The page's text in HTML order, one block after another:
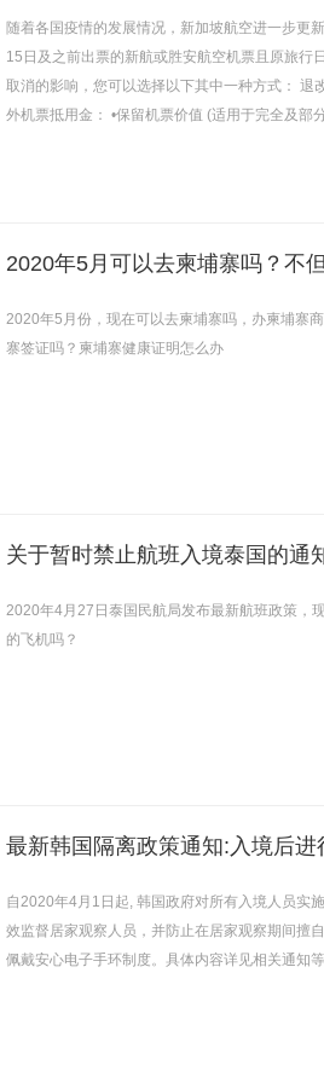
随着各国疫情的发展情况，新加坡航空进一步更
15日及之前出票的新航或胜安航空机票且原旅
取消的影响，您可以选择以下其中一种方式： 退
外机票抵用金： •保留机票价值 (适用于完全及部
2020年5月可以去柬埔寨吗？不
2020年5月份，现在可以去柬埔寨吗，办柬埔寨
寨签证吗？柬埔寨健康证明怎么办
关于暂时禁止航班入境泰国的通
2020年4月27日泰国民航局发布最新航班政策，
的飞机吗？
自2020年4月1日起, 韩国政府对所有入境人员实
效监督居家观察人员，并防止在居家观察期间擅
佩戴安心电子手环制度。具体内容详见相关通知等